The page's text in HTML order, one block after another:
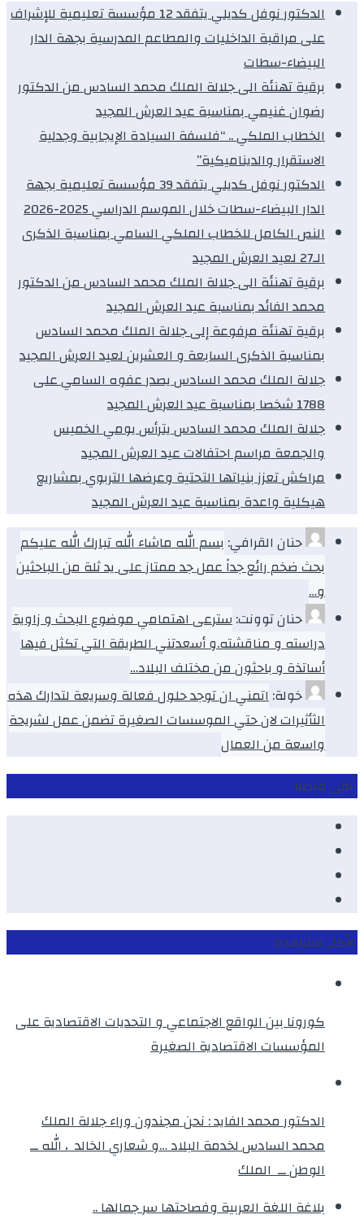
الدكتور نوفل كديلي يتفقد 12 مؤسسة تعليمية للإشراف
على مراقبة الداخليات والمطاعم المدرسية بجهة الدار
البيضاء-سطات
برقية تهنئة الى جلالة الملك محمد السادس من الدكتور
رضوان غنيمي بمناسبة عيد العرش المجيد
الخطاب الملكي .. “فلسفة السيادة الإيجابية وجدلية
الاستقرار والديناميكية”
الدكتور نوفل كديلي يتفقد 39 مؤسسة تعليمية بجهة
الدار البيضاء-سطات خلال الموسم الدراسي 2025-2026
النص الكامل للخطاب الملكي السامي بمناسبة الذكرى
الـ27 لعيد العرش المجيد
برقية تهنئة الى جلالة الملك محمد السادس من الدكتور
محمد الفائد بمناسبة عيد العرش المجيد
برقية تهنئة مرفوعة إلى جلالة الملك محمد السادس
بمناسبة الذكرى السابعة و العشرين لعيد العرش المجيد
جلالة الملك محمد السادس يصدر عفوه السامي على
1788 شخصا بمناسبة عيد العرش المجيد
جلالة الملك محمد السادس يترأس يومي الخميس
والجمعة مراسم احتفالات عيد العرش المجيد
مراكش تعزز بنياتها التحتية وعرضها التربوي بمشاريع
هيكلية واعدة بمناسبة عيد العرش المجيد
حنان القرافي: بسم الله ماشاء الله تبارك الله عليكم
بحث ضخم رائع جداً عمل جد ممتاز على يد ثلة من الباحثين
و…
حنان توونت:سترعى اهتمامي موضوع البحث و زاوية
دراسته و مناقشته.و أسعدتني الطريقة التي تكثل فيها
أساتذة و باحثون من مختلف البلاد…
خولة:اتمني ان توجد حلول فعالة وسريعة لتدارك هذه
الثأثيرات لان حتي الموسسات الصغيرة تضمن عمل لشريحة
واسعة من العمال
ابقى متصلا
الأكثر مشاهدة
كورونا بين الواقع الاجتماعي و التحديات الاقتصادية على
المؤسسات الاقتصادية الصغيرة
الدكتور محمد الفايد : نحن مجندون وراء جلالة الملك
محمد السادس لخدمة البلاد …و شعاري الخالد ، الله ــ
الوطن ــ الملك
بلاغة اللغة العربية وفصاحتها سر جمالها ..